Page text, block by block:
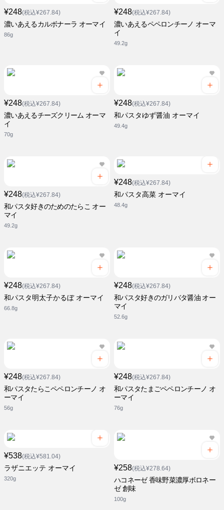
¥248(税込¥267.84)
濃いあえるカルボナーラ オーマイ
86g
¥248(税込¥267.84)
濃いあえるペペロンチーノ オーマ
イ
49.2g
¥248(税込¥267.84)
濃いあえるチーズクリーム オーマ
イ
70g
¥248(税込¥267.84)
和パスタゆず醤油 オーマイ
49.4g
¥248(税込¥267.84)
和パスタ好きのためのたらこ オー
マイ
49.2g
¥248(税込¥267.84)
和パスタ高菜 オーマイ
48.4g
¥248(税込¥267.84)
和パスタ明太子かるぼ オーマイ
66.8g
¥248(税込¥267.84)
和パスタ好きのガリバタ醤油 オー
マイ
52.6g
¥248(税込¥267.84)
和パスタたらこペペロンチーノ オ
ーマイ
56g
¥248(税込¥267.84)
和パスタたまごペペロンチーノ オ
ーマイ
76g
¥538(税込¥581.04)
ラザニエッテ オーマイ
320g
¥258(税込¥278.64)
ハコネーゼ 香味野菜濃厚ボロネー
ゼ 創味
100g